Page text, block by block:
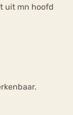
uit mn hoofd